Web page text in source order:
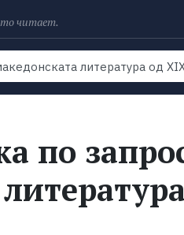
читает.
Книги
по